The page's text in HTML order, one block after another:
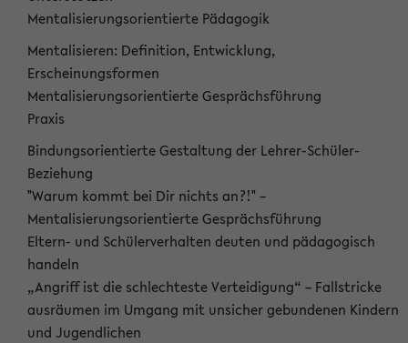
Mentalisierungsorientierte Pädagogik
Mentalisieren: Definition, Entwicklung,
Erscheinungsformen
Mentalisierungsorientierte Gesprächsführung
Praxis
Bindungsorientierte Gestaltung der Lehrer-Schüler-
Beziehung
"Warum kommt bei Dir nichts an?!" –
Mentalisierungsorientierte Gesprächsführung
Eltern- und Schülerverhalten deuten und pädagogisch
handeln
„Angriff ist die schlechteste Verteidigung“ – Fallstricke
ausräumen im Umgang mit unsicher gebundenen Kindern
und Jugendlichen